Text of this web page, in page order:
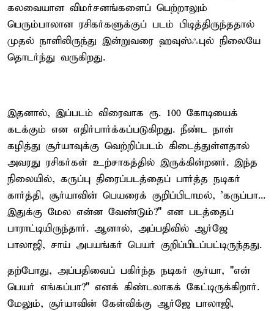
கலவையான விமர்சனங்களைப் பெற்றாலும்
பெரும்பாலான ரசிகர்களுக்குப் படம் பிடித்திருந்ததால்
முதல் நாளிலிருந்து இன்றுவரை ஹவுஸ்ஃபுல் நிலையே
தொடர்ந்து வருகிறது.
இதனால், இப்படம் விரைவாக ரூ. 100 கோடியைக்
கடக்கும் என எதிர்பார்க்கப்படுகிறது. நீண்ட நாள்
கழித்து சூர்யாவுக்கு வெற்றிப்படம் கிடைத்துள்ளதால்
அவரது ரசிகர்கள் உற்சாகத்தில் இருக்கின்றனர். இந்த
நிலையில், கருப்பு திரைப்படத்தைப் பார்த்த நடிகர்
கார்த்தி, சூர்யாவின் பெயரைக் குறிப்பிடாமல், 'கருப்பா...
இதுக்கு மேல என்ன வேண்டும்?" என படத்தைப்
பாராட்டியிருந்தார். ஆனால், அப்பதிவில் ஆர்ஜே
பாலாஜி, சாய் அபயங்கர் பெயர் குறிப்பிடப்பட்டிருந்தது.
தற்போது, அப்பதிவைப் பகிர்ந்த நடிகர் சூர்யா, "என்
பெயர் எங்கப்பா?" எனக் கிண்டலாகக் கேட்டிருக்கிறார்.
மேலும், சூர்யாவின் கேள்விக்கு ஆர்ஜே பாலாஜி,